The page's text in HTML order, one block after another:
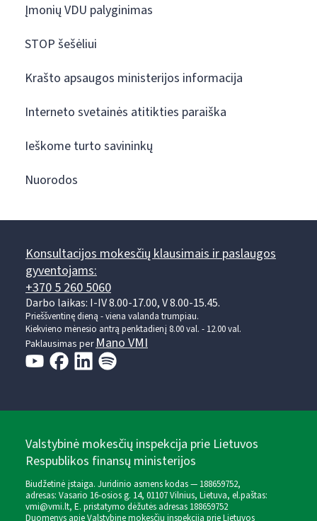
Įmonių VDU palyginimas
STOP šešėliui
Krašto apsaugos ministerijos informacija
Interneto svetainės atitikties paraiška
Ieškome turto savininkų
Nuorodos
Konsultacijos mokesčių klausimais ir paslaugos
gyventojams:
+370 5 260 5060
Darbo laikas: I-IV 8.00-17.00, V 8.00-15.45.
Prieššventinę dieną - viena valanda trumpiau.
Kiekvieno mėnesio antrą penktadienį 8.00 val. - 12.00 val.
Paklausimas per Mano VMI
Valstybinė mokesčių inspekcija prie Lietuvos
Respublikos finansų ministerijos
Biudžetinė įstaiga. Juridinio asmens kodas — 188659752,
adresas: Vasario 16-osios g. 14, 01107 Vilnius, Lietuva, el.paštas:
vmi@vmi.lt, E. pristatymo dėžutės adresas 188659752
Duomenys apie Valstybinę mokesčių inspekciją prie Lietuvos